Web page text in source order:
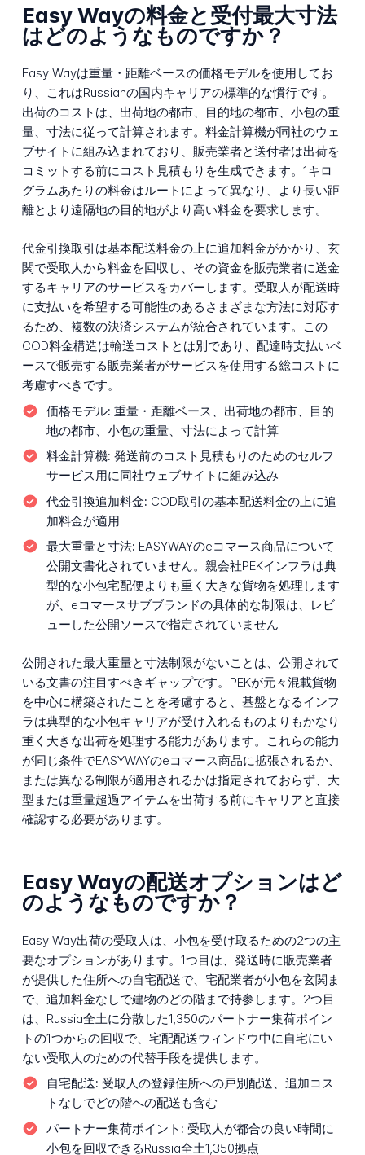
Easy Wayの料金と受付最大寸法
はどのようなものですか？
Easy Wayは重量・距離ベースの価格モデルを使用してお
り、これはRussianの国内キャリアの標準的な慣行です。
出荷のコストは、出荷地の都市、目的地の都市、小包の重
量、寸法に従って計算されます。料金計算機が同社のウェ
ブサイトに組み込まれており、販売業者と送付者は出荷を
コミットする前にコスト見積もりを生成できます。1キロ
グラムあたりの料金はルートによって異なり、より長い距
離とより遠隔地の目的地がより高い料金を要求します。
代金引換取引は基本配送料金の上に追加料金がかかり、玄
関で受取人から料金を回収し、その資金を販売業者に送金
するキャリアのサービスをカバーします。受取人が配送時
に支払いを希望する可能性のあるさまざまな方法に対応す
るため、複数の決済システムが統合されています。この
COD料金構造は輸送コストとは別であり、配達時支払いベ
ースで販売する販売業者がサービスを使用する総コストに
考慮すべきです。
価格モデル: 重量・距離ベース、出荷地の都市、目的
地の都市、小包の重量、寸法によって計算
料金計算機: 発送前のコスト見積もりのためのセルフ
サービス用に同社ウェブサイトに組み込み
代金引換追加料金: COD取引の基本配送料金の上に追
加料金が適用
最大重量と寸法: EASYWAYのeコマース商品について
公開文書化されていません。親会社PEKインフラは典
型的な小包宅配便よりも重く大きな貨物を処理します
が、eコマースサブブランドの具体的な制限は、レビ
ューした公開ソースで指定されていません
公開された最大重量と寸法制限がないことは、公開されて
いる文書の注目すべきギャップです。PEKが元々混載貨物
を中心に構築されたことを考慮すると、基盤となるインフ
ラは典型的な小包キャリアが受け入れるものよりもかなり
重く大きな出荷を処理する能力があります。これらの能力
が同じ条件でEASYWAYのeコマース商品に拡張されるか、
または異なる制限が適用されるかは指定されておらず、大
型または重量超過アイテムを出荷する前にキャリアと直接
確認する必要があります。
Easy Wayの配送オプションはど
のようなものですか？
Easy Way出荷の受取人は、小包を受け取るための2つの主
要なオプションがあります。1つ目は、発送時に販売業者
が提供した住所への自宅配送で、宅配業者が小包を玄関ま
で、追加料金なしで建物のどの階まで持参します。2つ目
は、Russia全土に分散した1,350のパートナー集荷ポイン
トの1つからの回収で、宅配配送ウィンドウ中に自宅にい
ない受取人のための代替手段を提供します。
自宅配送: 受取人の登録住所への戸別配送、追加コス
トなしでどの階への配送も含む
パートナー集荷ポイント: 受取人が都合の良い時間に
小包を回収できるRussia全土1,350拠点